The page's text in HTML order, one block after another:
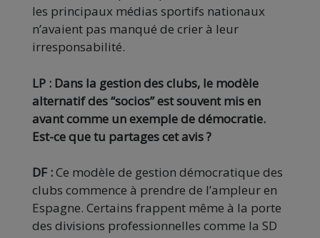
les principaux médias sportifs nationaux
n’avaient pas manqué de crier à leur
irresponsabilité.
LP : Dans la gestion des clubs, le modèle
alternatif des “socios” est souvent mis en
avant comme un exemple de démocratie.
Est-ce que tu partages cet avis ?
DF :Ce modèle de gestion démocratique des
clubs commence à prendre de l’ampleur en
Espagne. Certains frappent même à la porte
des divisions professionnelles comme la SD